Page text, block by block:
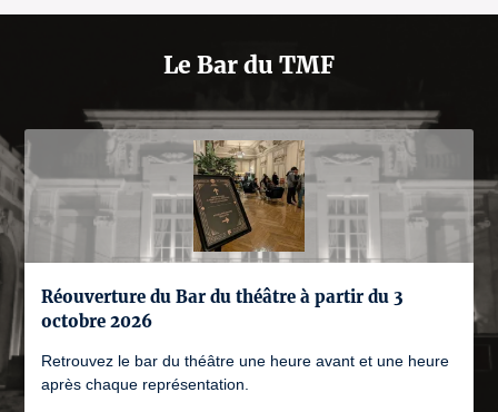
Le Bar du TMF
Réouverture du Bar du théâtre à partir du 3
octobre 2026
Retrouvez le bar du théâtre une heure avant et une heure
après chaque représentation.